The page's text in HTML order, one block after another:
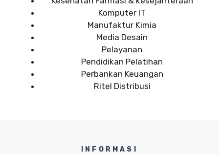
Komputer IT
Manufaktur Kimia
Media Desain
Pelayanan
Pendidikan Pelatihan
Perbankan Keuangan
Ritel Distribusi
INFORMASI